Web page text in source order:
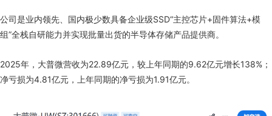
公司是业内领先、国内极少数具备企业级SSD“主控芯片+固件算法+模
组”全栈自研能力并实现批量出货的半导体存储产品提供商。
2025年，大普微营收为22.89亿元，较上年同期的9.62亿元增长138%；
净亏损为4.81亿元，上年同期的净亏损为1.91亿元。